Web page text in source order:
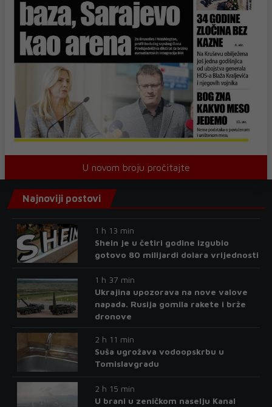
U novom broju pročitajte
Najnoviji postovi
1 h 13 min
Shein je u četiri godine izgubio
gotovo 80 milijardi dolara vrijednosti
1 h 37 min
Ukrajina upozorava na nove valove
napada. Rusija gomila rakete i brže
dronove
2 h 11 min
Suša ugrožava vodoopskrbu u
Tomislavgradu
2 h 15 min
U brani u zeničkom naselju Kanal